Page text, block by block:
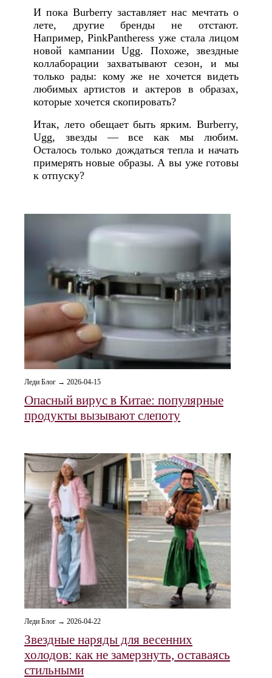
И пока Burberry заставляет нас мечтать о
лете, другие бренды не отстают.
Например, PinkPantheress уже стала лицом
новой кампании Ugg. Похоже, звездные
коллаборации захватывают сезон, и мы
только рады: кому же не хочется видеть
любимых артистов и актеров в образах,
которые хочется скопировать?
Итак, лето обещает быть ярким. Burberry,
Ugg, звезды — все как мы любим.
Осталось только дождаться тепла и начать
примерять новые образы. А вы уже готовы
к отпуску?
Леди Блог → 2026-04-15
Опасный вирус в Китае: популярные
продукты вызывают слепоту
Леди Блог → 2026-04-22
Звездные наряды для весенних
холодов: как не замерзнуть, оставаясь
стильными